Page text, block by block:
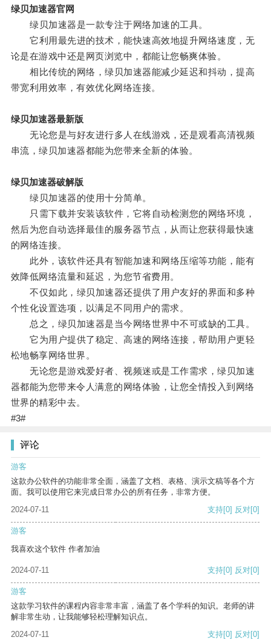
绿贝加速器官网
绿贝加速器是一款专注于网络加速的工具。
它利用最先进的技术，能快速高效地提升网络速度，无
论是在游戏中还是网页浏览中，都能让您畅爽体验。
相比传统的网络，绿贝加速器能减少延迟和抖动，提高
带宽利用效率，有效优化网络连接。
绿贝加速器最新版
无论您是与好友进行多人在线游戏，还是观看高清视频
串流，绿贝加速器都能为您带来全新的体验。
绿贝加速器破解版
绿贝加速器的使用十分简单。
只需下载并安装该软件，它将自动检测您的网络环境，
然后为您自动选择最佳的服务器节点，从而让您获得最快速
的网络连接。
此外，该软件还具有智能加速和网络压缩等功能，能有
效降低网络流量和延迟，为您节省费用。
不仅如此，绿贝加速器还提供了用户友好的界面和多种
个性化设置选项，以满足不同用户的需求。
总之，绿贝加速器是当今网络世界中不可或缺的工具。
它为用户提供了稳定、高速的网络连接，帮助用户更轻
松地畅享网络世界。
无论您是游戏爱好者、视频迷或是工作需求，绿贝加速
器都能为您带来令人满意的网络体验，让您全情投入到网络
世界的精彩中去。
#3#
评论
游客
这款办公软件的功能非常全面，涵盖了文档、表格、演示文稿等各个方
面。我可以使用它来完成日常办公的所有任务，非常方便。
2024-07-11
支持[0] 反对[0]
游客
我喜欢这个软件 作者加油
2024-07-11 支持[0] 反对[0]
游客
这款学习软件的课程内容非常丰富，涵盖了各个学科的知识。老师的讲
解非常生动，让我能够轻松理解知识点。
2024-07-11
支持[0] 反对[0]